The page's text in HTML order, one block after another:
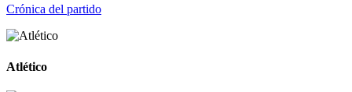
Crónica del partido
Atlético